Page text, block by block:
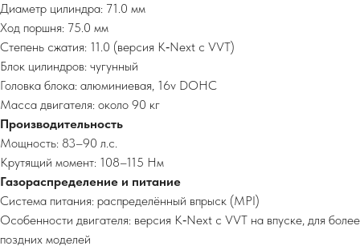
Диаметр цилиндра: 71.0 мм
Ход поршня: 75.0 мм
Степень сжатия: 11.0 (версия K‑Next с VVT)
Блок цилиндров: чугунный
Головка блока: алюминиевая, 16v DOHC
Масса двигателя: около 90 кг
Производительность
Мощность: 83–90 л.с.
Крутящий момент: 108–115 Нм
Газораспределение и питание
Система питания: распределённый впрыск (MPI)
Особенности двигателя: версия K‑Next с VVT на впуске, для более
поздних моделей